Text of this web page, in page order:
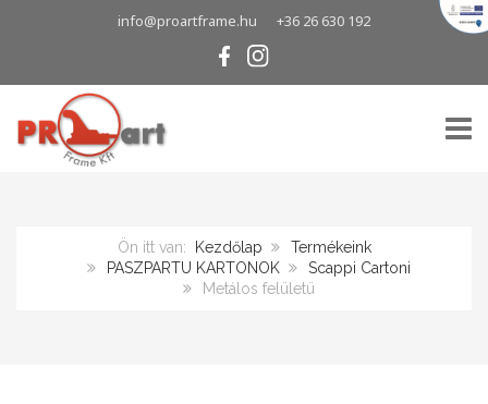
info@proartframe.hu +36 26 630 192
Ön itt van: Kezdőlap
Termékeink
PASZPARTU KARTONOK
Scappi Cartoni
Metálos felületü